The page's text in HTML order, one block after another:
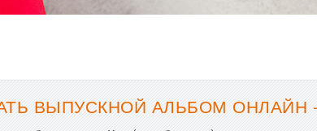
ВЫПУСКНОЙ АЛЬБОМ ОНЛАЙН